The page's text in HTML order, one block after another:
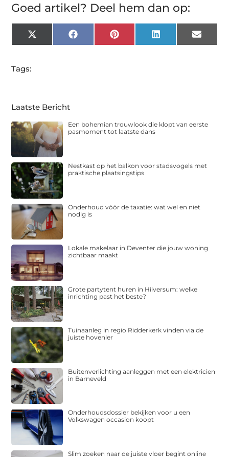
Goed artikel? Deel hem dan op:
X
(Twitter)
FacebookPinterest LinkedIn Email
Tags:
Laatste Bericht
Een bohemian trouwlook die klopt van eerste
pasmoment tot laatste dans
Nestkast op het balkon voor stadsvogels met
praktische plaatsingstips
Onderhoud vóór de taxatie: wat wel en niet
nodig is
Lokale makelaar in Deventer die jouw woning
zichtbaar maakt
Grote partytent huren in Hilversum: welke
inrichting past het beste?
Tuinaanleg in regio Ridderkerk vinden via de
juiste hovenier
Buitenverlichting aanleggen met een elektricien
in Barneveld
Onderhoudsdossier bekijken voor u een
Volkswagen occasion koopt
Slim zoeken naar de juiste vloer begint online